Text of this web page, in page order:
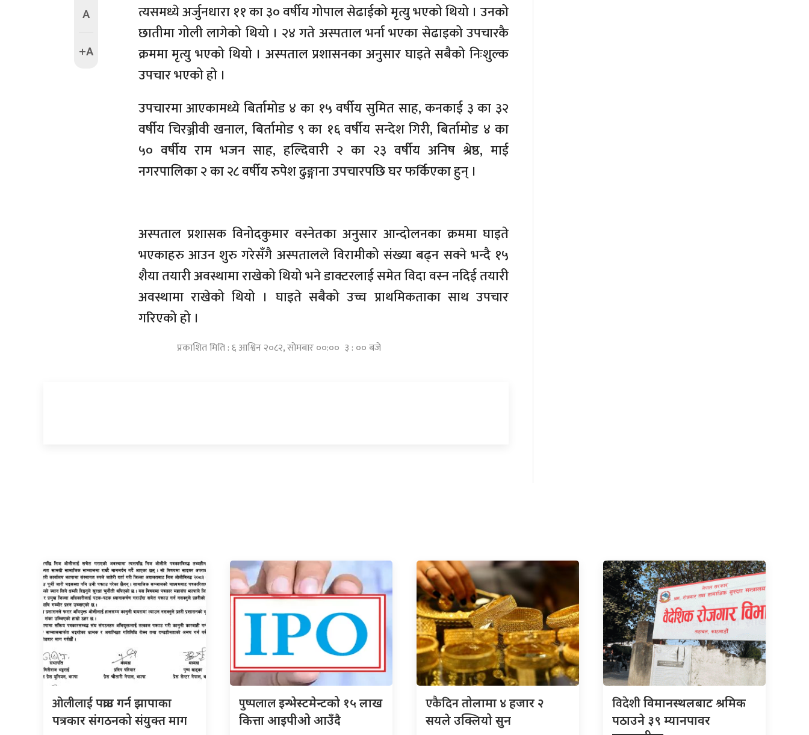
A
+A
त्यसमध्ये अर्जुनधारा ११ का ३० वर्षीय गोपाल सेढाईको मृत्यु भएको थियो । उनको
छातीमा गोली लागेको थियो । २४ गते अस्पताल भर्ना भएका सेढाइको उपचारकै
क्रममा मृत्यु भएको थियो । अस्पताल प्रशासनका अनुसार घाइते सबैको निःशुल्क
उपचार भएको हो ।
उपचारमा आएकामध्ये बिर्तामोड ४ का १५ वर्षीय सुमित साह, कनकाई ३ का ३२
वर्षीय चिरञ्जीवी खनाल, बिर्तामोड ९ का १६ वर्षीय सन्देश गिरी, बिर्तामोड ४ का
५० वर्षीय राम भजन साह, हल्दिवारी २ का २३ वर्षीय अनिष श्रेष्ठ, माई
नगरपालिका २ का २८ वर्षीय रुपेश ढुङ्गाना उपचारपछि घर फर्किएका हुन् ।
अस्पताल प्रशासक विनोदकुमार वस्नेतका अनुसार आन्दोलनका क्रममा घाइते
भएकाहरु आउन शुरु गरेसँगै अस्पतालले विरामीको संख्या बढ्न सक्ने भन्दै १५
शैया तयारी अवस्थामा राखेको थियो भने डाक्टरलाई समेत विदा वस्न नदिई तयारी
अवस्थामा राखेको थियो । घाइते सबैको उच्च प्राथमिकताका साथ उपचार
गरिएको हो ।
प्रकाशित मिति : ६ आश्विन २०८२, सोमबार ००:०० ३ : ०० बजे
ओलीलाईपक्राउ गर्न झापाका
पत्रकार संगठनको संयुक्त माग
पुष्पलालइन्भेस्टमेन्टको १५ लाख
कित्ता आइपीओ आउँदै
एकैदिनतोलामा ४ हजार २
सयले उक्लियो सुन
विदेशीविमानस्थलबाट श्रमिक
पठाउने ३९ म्यानपावर